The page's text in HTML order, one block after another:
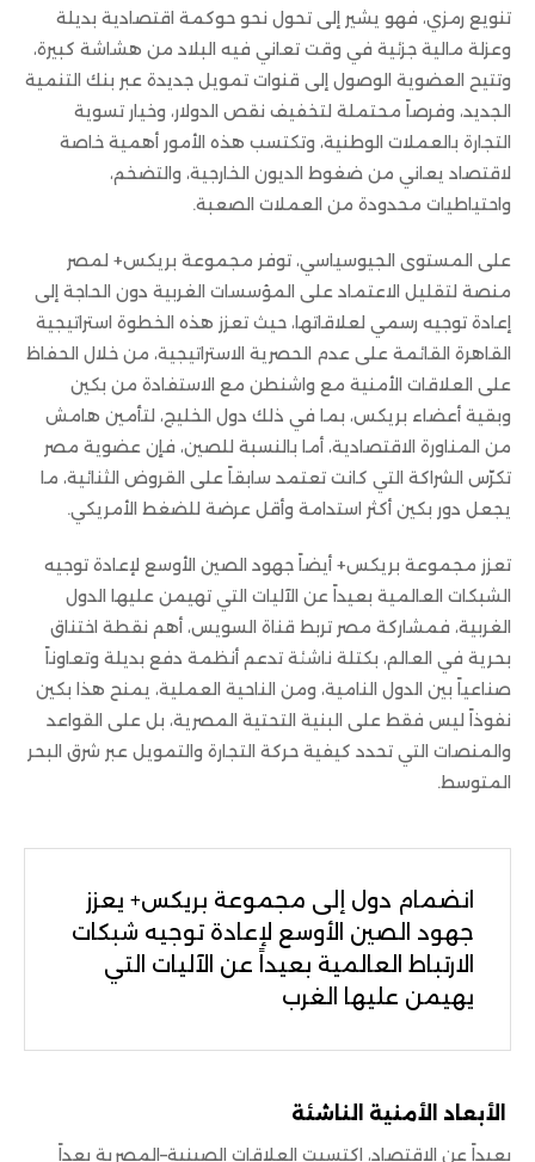
تنويع رمزي، فهو يشير إلى تحول نحو حوكمة اقتصادية بديلة
وعزلة مالية جزئية في وقت تعاني فيه البلاد من هشاشة كبيرة،
وتتيح العضوية الوصول إلى قنوات تمويل جديدة عبر بنك التنمية
الجديد، وفرصاً محتملة لتخفيف نقص الدولار، وخيار تسوية
التجارة بالعملات الوطنية، وتكتسب هذه الأمور أهمية خاصة
لاقتصاد يعاني من ضغوط الديون الخارجية، والتضخم،
واحتياطيات محدودة من العملات الصعبة.
على المستوى الجيوسياسي، توفر مجموعة بريكس+ لمصر
منصة لتقليل الاعتماد على المؤسسات الغربية دون الحاجة إلى
إعادة توجيه رسمي لعلاقاتها، حيث تعزز هذه الخطوة استراتيجية
القاهرة القائمة على عدم الحصرية الاستراتيجية، من خلال الحفاظ
على العلاقات الأمنية مع واشنطن مع الاستفادة من بكين
وبقية أعضاء بريكس، بما في ذلك دول الخليج، لتأمين هامش
من المناورة الاقتصادية، أما بالنسبة للصين، فإن عضوية مصر
تكرّس الشراكة التي كانت تعتمد سابقاً على القروض الثنائية، ما
يجعل دور بكين أكثر استدامة وأقل عرضة للضغط الأمريكي.
تعزز مجموعة بريكس+ أيضاً جهود الصين الأوسع لإعادة توجيه
الشبكات العالمية بعيداً عن الآليات التي تهيمن عليها الدول
الغربية، فمشاركة مصر تربط قناة السويس، أهم نقطة اختناق
بحرية في العالم، بكتلة ناشئة تدعم أنظمة دفع بديلة وتعاوناً
صناعياً بين الدول النامية، ومن الناحية العملية، يمنح هذا بكين
نفوذاً ليس فقط على البنية التحتية المصرية، بل على القواعد
والمنصات التي تحدد كيفية حركة التجارة والتمويل عبر شرق البحر
المتوسط.
انضمام دول إلى مجموعة بريكس+ يعزز
جهود الصين الأوسع لإعادة توجيه شبكات
الارتباط العالمية بعيداً عن الآليات التي
يهيمن عليها الغرب
الأبعاد الأمنية الناشئة
بعيداً عن الاقتصاد، اكتسبت العلاقات الصينية–المصرية بعداً